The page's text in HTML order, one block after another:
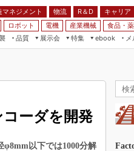
マネジメント 物流 R＆D
キャリア
ロボット 電機 産業機械 食品・
品質
展示会
特集
ebook
コーダを開発
以下では1000分解